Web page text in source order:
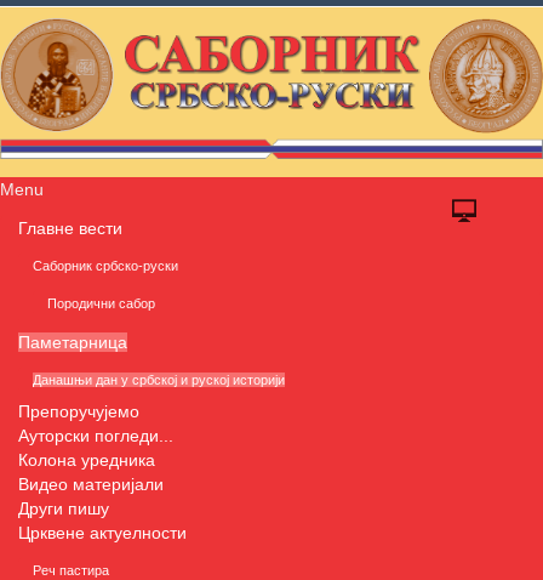
Menu
Главне вести
Саборник србско-руски
Породични сабор
Паметарница
Данашњи дан у србској и руској историји
Препоручујемо
Ауторски погледи...
Колона уредника
Видео материјали
Други пишу
Црквене актуелности
Реч пастира